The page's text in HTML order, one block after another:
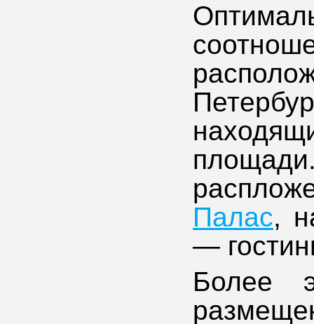
Палас,
—
Более